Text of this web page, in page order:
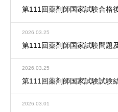
第111回薬剤師国家試験合格
2026.03.25
第111回薬剤師国家試験問題
2026.03.25
第111回薬剤師国家試験試験
2026.03.01